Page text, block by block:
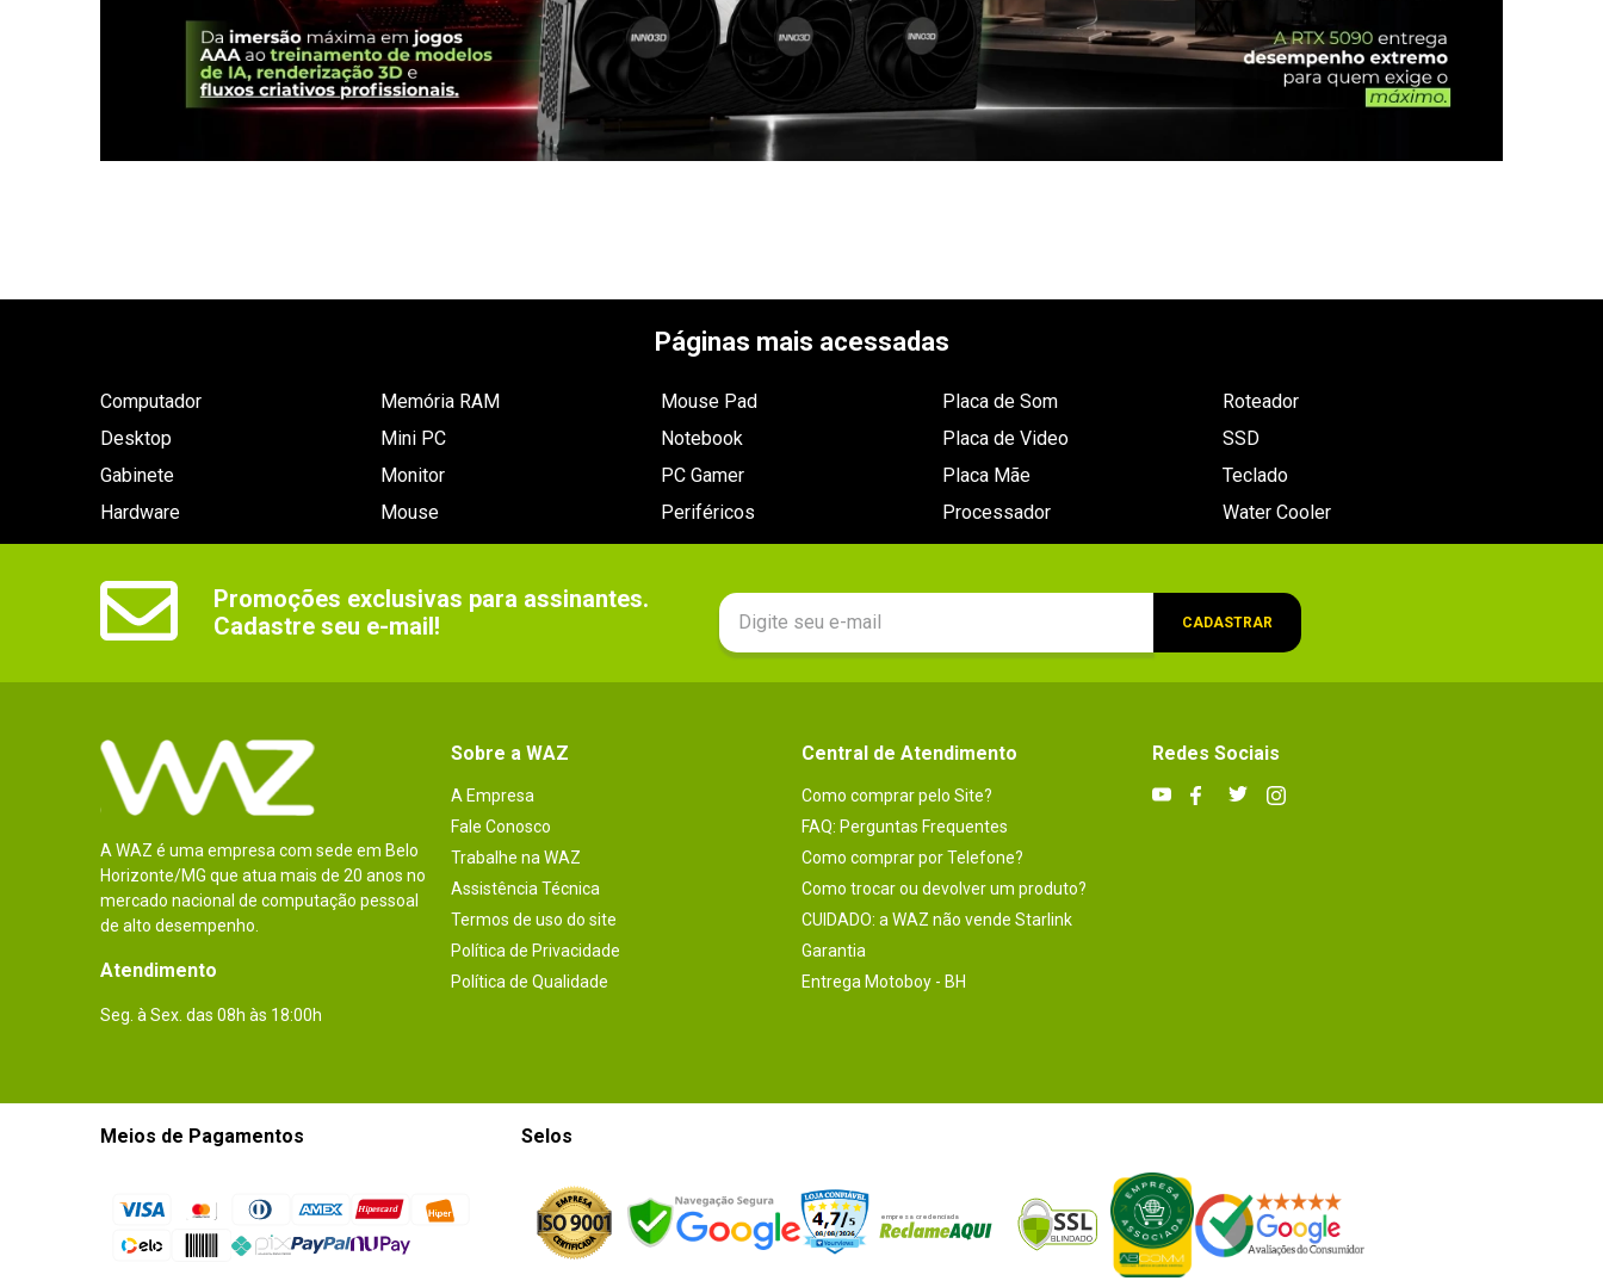
Páginas mais acessadas
Computador
Desktop
Gabinete
Hardware
Memória RAM
Mini PC
Monitor
Mouse
Mouse Pad
Notebook
PC Gamer
Periféricos
Placa de Som
Placa de Video
Placa Mãe
Processador
Roteador
SSD
Teclado
Water Cooler
Promoções exclusivas para assinantes.
Cadastre seu e-mail!
CADASTRAR
A WAZ é uma empresa com sede em Belo
Horizonte/MG que atua mais de 20 anos no
mercado nacional de computação pessoal
de alto desempenho.
Atendimento
Seg. à Sex. das 08h às 18:00h
Sobre a WAZ
A Empresa
Fale Conosco
Trabalhe na WAZ
Assistência Técnica
Termos de uso do site
Política de Privacidade
Política de Qualidade
Central de Atendimento
Como comprar pelo Site?
FAQ: Perguntas Frequentes
Como comprar por Telefone?
Como trocar ou devolver um produto?
CUIDADO: a WAZ não vende Starlink
Garantia
Entrega Motoboy - BH
Redes Sociais
Meios de Pagamentos Selos